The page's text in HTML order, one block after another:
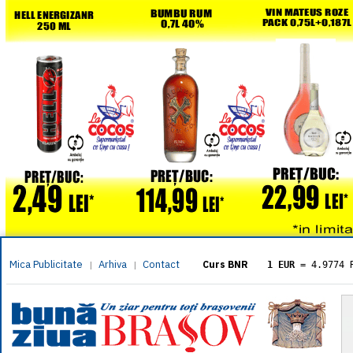
Mica Publicitate | Arhiva | Contact Curs BNR 1 EUR = 4.9774
= 5.8304
1 XAU= 464.4611
1 AED= 1.1933
1 AUD= 2.7957
1 BGN= 2.5449